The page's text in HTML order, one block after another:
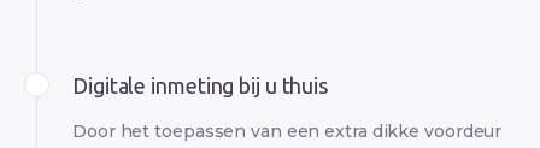
Digitale inmeting bij u thuis
Door het toepassen van een extra dikke voordeur